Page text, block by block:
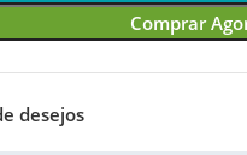
Comprar
desejos